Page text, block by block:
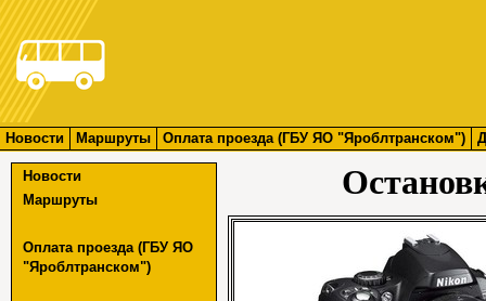
Новости Маршруты Оплата проезда (ГБУ ЯО "Яроблтранском")
Новости
Маршруты
Оплата проезда (ГБУ ЯО
"Яроблтранском")